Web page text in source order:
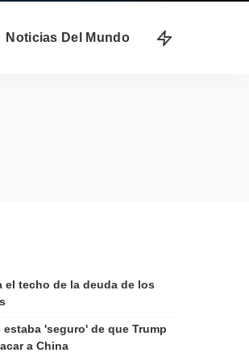
Noticias Del Mundo
el techo de la deuda de los
'seguro' de que Trump
a China